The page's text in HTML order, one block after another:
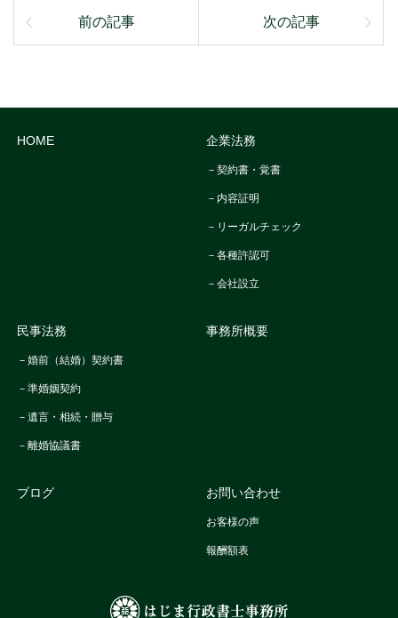
前の記事 次の記事
HOME 企業法務
－契約書・覚書
－内容証明
－リーガルチェック
－各種許認可
－会社設立
民事法務
－婚前（結婚）契約書
－準婚姻契約
－遺言・相続・贈与
－離婚協議書
事務所概要
ブログ お問い合わせ
お客様の声
報酬額表